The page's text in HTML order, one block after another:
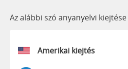
Az alábbi szó anyanyelvi kiejtése
Amerikai kiejtés